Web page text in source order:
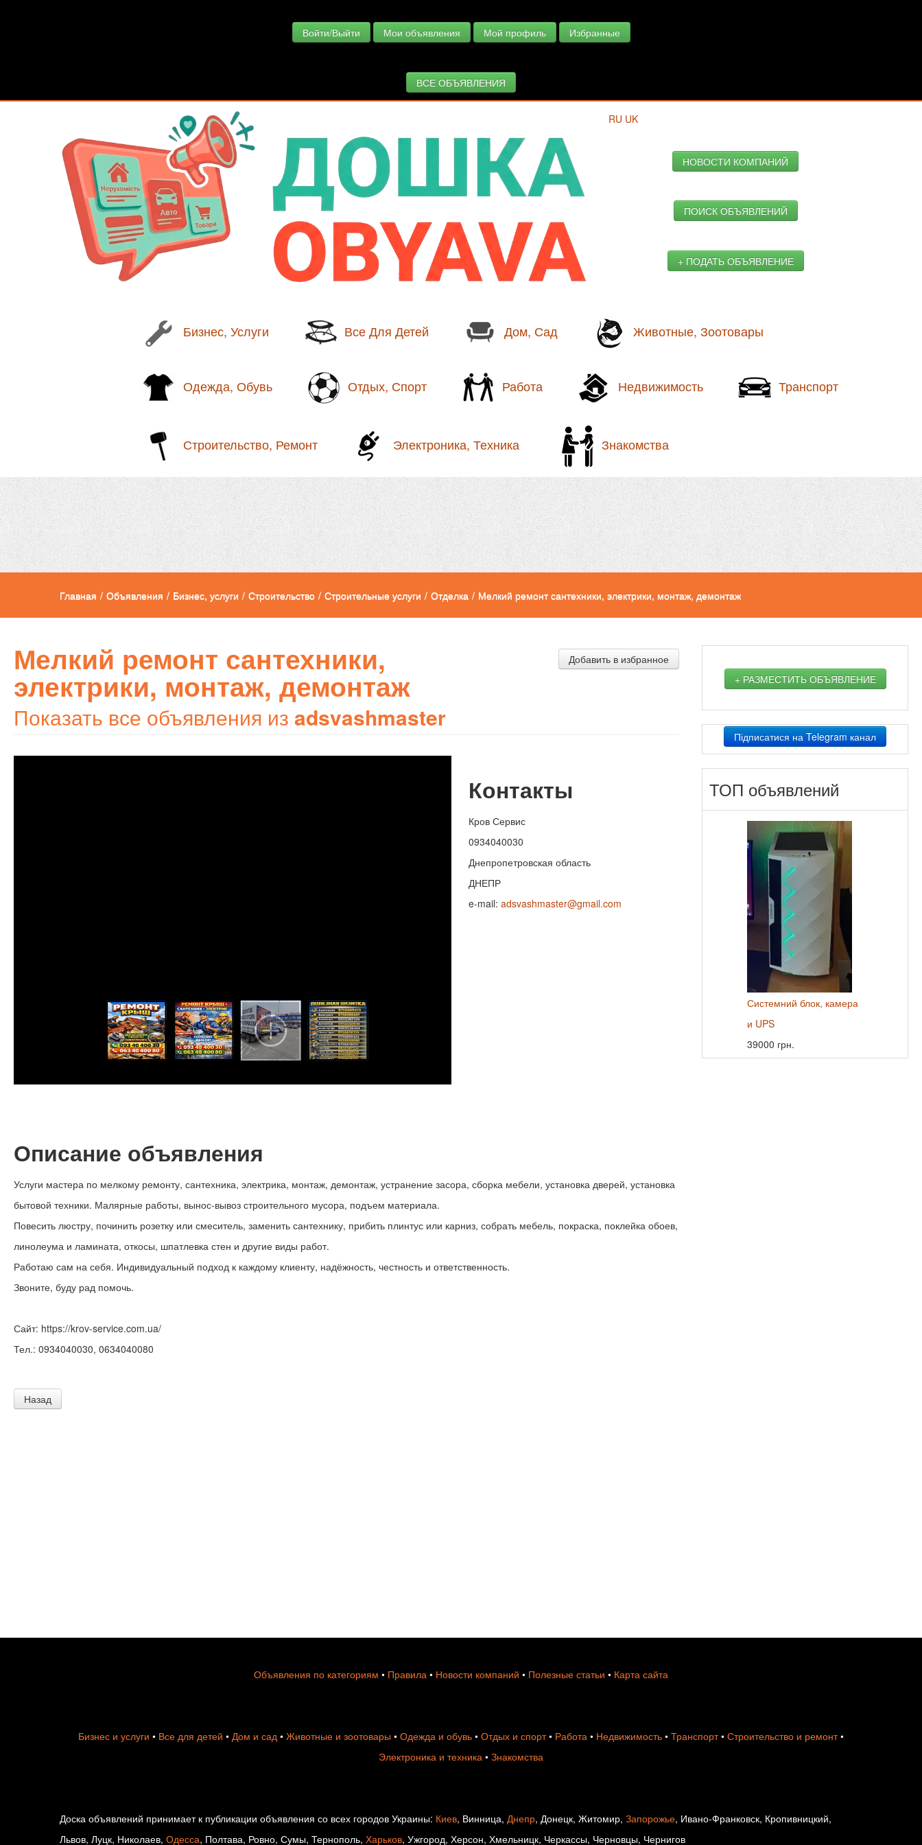
Войти/Выйти Мои объявления Мой профиль Избранные
ВСЕ ОБЪЯВЛЕНИЯ
RU UK
НОВОСТИ КОМПАНИЙ
ПОИСК ОБЪЯВЛЕНИЙ
+ ПОДАТЬ ОБЪЯВЛЕНИЕ
Бизнес, Услуги Все Для Детей Дом, Сад Животные, Зоотовары
Одежда, Обувь Отдых, Спорт Работа Недвижимость Транспорт
Строительство, Ремонт Электроника, Техника Знакомства
Главная / Объявления / Бизнес, услуги / Строительство / Строительные услуги / Отделка / Мелкий ремонт сантехники, электрики, монтаж, демонтаж
Мелкий ремонт сантехники,
электрики, монтаж, демонтаж
Показать все объявления из adsvashmaster
Добавить в избранное
Контакты
Кров Сервис
0934040030
Днепропетровская область
ДНЕПР
e-mail: adsvashmaster@gmail.com
Описание объявления
Услуги мастера по мелкому ремонту, сантехника, электрика, монтаж, демонтаж, устранение засора, сборка мебели, установка дверей, установка
бытовой техники. Малярные работы, вынос-вывоз строительного мусора, подъем материала.
Повесить люстру, починить розетку или смеситель, заменить сантехнику, прибить плинтус или карниз, собрать мебель, покраска, поклейка обоев,
линолеума и ламината, откосы, шпатлевка стен и другие виды работ.
Работаю сам на себя. Индивидуальный подход к каждому клиенту, надёжность, честность и ответственность.
Звоните, буду рад помочь.
Сайт: https://krov-service.com.ua/
Тел.: 0934040030, 0634040080
Назад
+ РАЗМЕСТИТЬ ОБЪЯВЛЕНИЕ
Підписатися на Telegram канал
ТОП объявлений
Системний блок, камера
и UPS
39000 грн.
Объявления по категориям • Правила • Новости компаний • Полезные статьи • Карта сайта
Бизнес и услуги • Все для детей • Дом и сад • Животные и зоотовары • Одежда и обувь • Отдых и спорт• Работа • Недвижимость • Транспорт• Строительство и ремонт•
Электроника и техника • Знакомства
Доска объявлений принимает к публикации объявления со всех городов Украины: Киев, Винница, Днепр, Донецк, Житомир, Запорожье, Ивано-Франковск, Кропивницкий,
Львов, Луцк, Николаев, Одесса, Полтава, Ровно, Сумы, Тернополь, Харьков, Ужгород, Херсон, Хмельницк, Черкассы, Черновцы, Чернигов